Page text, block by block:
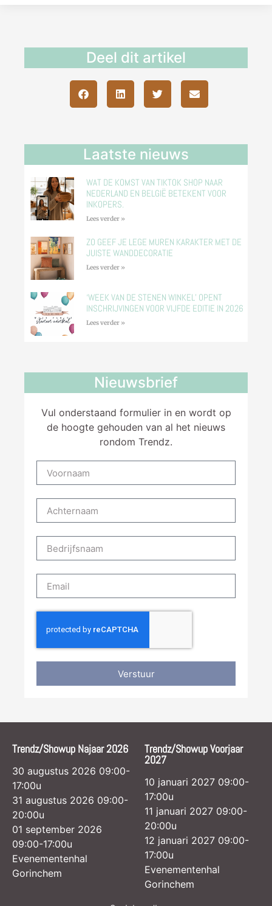
Deel dit artikel
Laatste nieuws
WAT DE KOMST VAN TIKTOK SHOP NAAR
NEDERLAND EN BELGIË BETEKENT VOOR
INKOPERS.
Lees verder »
ZO GEEF JE LEGE MUREN KARAKTER MET DE
JUISTE WANDDECORATIE
Lees verder »
‘WEEK VAN DE STENEN WINKEL’ OPENT
INSCHRIJVINGEN VOOR VIJFDE EDITIE IN 2026
Lees verder »
Nieuwsbrief
Vul onderstaand formulier in en wordt op
de hoogte gehouden van al het nieuws
rondom Trendz.
Verstuur
Trendz/Showup Najaar 2026
30 augustus 2026 09:00-
17:00u
31 augustus 2026 09:00-
20:00u
01 september 2026
09:00-17:00u
Evenementenhal
Gorinchem
Trendz/Showup Voorjaar
2027
10 januari 2027 09:00-
17:00u
11 januari 2027 09:00-
20:00u
12 januari 2027 09:00-
17:00u
Evenementenhal
Gorinchem